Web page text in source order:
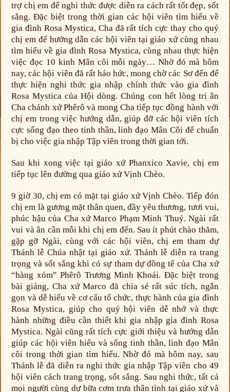
trợ chị em để nghi thức được diễn ra cách rất tốt đẹp, sốt
sắng. Đặc biệt trong thời gian các hội viên tìm hiểu về
gia đình Rosa Mystica, Cha đã rất tích cực thay cho quý
chị em để hướng dẫn các hội viên tại giáo xứ cùng nhau
tìm hiểu về gia đình Rosa Mystica, cùng nhau thực hiện
việc đọc 10 kinh Mân côi mỗi ngày… Nhờ đó mà hôm
nay, các hội viên đã rất háo hức, mong chờ các Sơ đến để
thực hiện nghi thức gia nhập chính thức vào gia đình
Rosa Mystica của Hội dòng. Chúng con hết lòng tri ân
Cha chánh xứ Phêrô và mong Cha tiếp tục đồng hành với
chị em trong việc hướng dẫn, giúp đỡ các hội viên tích
cực sống đạo theo tinh thần, linh đạo Mân Côi để chuẩn
bị cho việc gia nhập Tập viên trong thời gian tới.
Sau khi xong việc tại giáo xứ Phanxico Xavie, chị em
tiếp tục lên đường qua giáo xứ Vịnh Chèo.
9 giờ 30, chị em có mặt tại giáo xứ Vịnh Chèo. Tiếp đón
chị em là gương mặt thân quen, đầy yêu thương, tươi vui,
phúc hậu của Cha xứ Marco Phạm Minh Thuỷ. Ngài rất
vui và ân cần mỗi khi chị em đến. Sau ít phút chào thăm,
gặp gỡ Ngài, cùng với các hội viên, chị em tham dự
Thánh lễ Chúa nhật tại giáo xứ. Thánh lễ diễn ra trang
trọng và sốt sắng khi có sự tham dự đồng tế của Cha xứ
“hàng xóm” Phêrô Trương Minh Khoái. Đặc biệt trong
bài giảng, Cha xứ Marco đã chia sẻ rất súc tích, ngắn
gọn và dễ hiểu về cơ cấu tổ chức, thực hành của gia đình
Rosa Mystica, giúp cho quý hội viên dễ nhớ và thực
hành những điều cần thiết khi gia nhập gia đình Rosa
Mystica. Ngài cũng rất tích cực giới thiệu và hướng dẫn
giúp các hội viên hiểu và sống tinh thần, linh đạo Mân
côi trong thời gian tìm hiểu. Nhờ đó mà hôm nay, sau
Thánh lễ đã diễn ra nghi thức gia nhập Tập viên cho 49
hội viên cách trang trọng, sốt sắng. Sau nghi thức, tất cả
mọi người cùng dự bữa cơm trưa thân tình tại giáo xứ và